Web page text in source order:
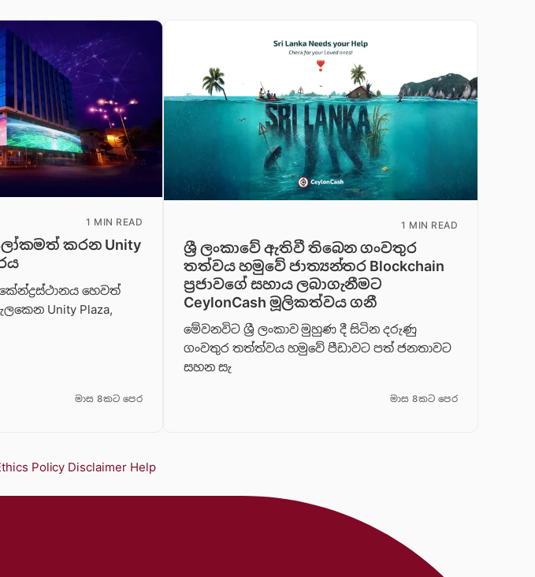
1 MIN READ
කරන Unity
හෙවත්
Unity Plaza,
මාස 8කට පෙර
1 MIN READ
ශ්‍රී ලංකාවේ ඇතිවී තිබෙන ගංවතුර
තත්වය හමුවේ ජාත්‍යන්තර Blockchain
ප්‍රජාවගේ සහාය ලබාගැනීමට
CeylonCash මූලිකත්වය ග​නී
මේවනවිට ශ්‍රී ලංකාව මුහුණ දී සිටින දරුණු
ගංවතුර තත්ත්වය හමුවේ පීඩාවට පත් ජනතාවට
සහන සැ
මාස 8කට පෙර
Policy Disclaimer Help